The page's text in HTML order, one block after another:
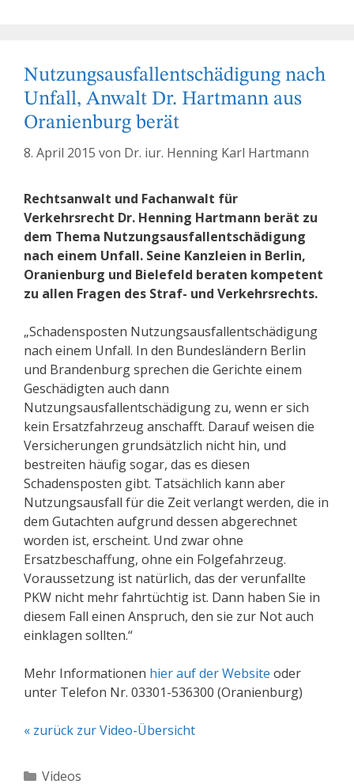
Nutzungsausfallentschädigung nach
Unfall, Anwalt Dr. Hartmann aus
Oranienburg berät
8. April 2015 von Dr. iur. Henning Karl Hartmann
Rechtsanwalt und Fachanwalt für
Verkehrsrecht Dr. Henning Hartmann berät zu
dem Thema Nutzungsausfallentschädigung
nach einem Unfall. Seine Kanzleien in Berlin,
Oranienburg und Bielefeld beraten kompetent
zu allen Fragen des Straf- und Verkehrsrechts.
„Schadensposten Nutzungsausfallentschädigung
nach einem Unfall. In den Bundesländern Berlin
und Brandenburg sprechen die Gerichte einem
Geschädigten auch dann
Nutzungsausfallentschädigung zu, wenn er sich
kein Ersatzfahrzeug anschafft. Darauf weisen die
Versicherungen grundsätzlich nicht hin, und
bestreiten häufig sogar, das es diesen
Schadensposten gibt. Tatsächlich kann aber
Nutzungsausfall für die Zeit verlangt werden, die in
dem Gutachten aufgrund dessen abgerechnet
worden ist, erscheint. Und zwar ohne
Ersatzbeschaffung, ohne ein Folgefahrzeug.
Voraussetzung ist natürlich, das der verunfallte
PKW nicht mehr fahrtüchtig ist. Dann haben Sie in
diesem Fall einen Anspruch, den sie zur Not auch
einklagen sollten.“
Mehr Informationen hier auf der Website oder
unter Telefon Nr. 03301-536300 (Oranienburg)
« zurück zur Video-Übersicht
Kategorien
Videos